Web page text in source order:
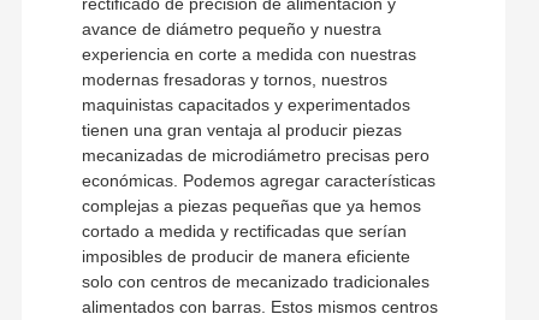
avance de diámetro pequeño y nuestra
experiencia en corte a medida con nuestras
modernas fresadoras y tornos, nuestros
maquinistas capacitados y experimentados
tienen una gran ventaja al producir piezas
mecanizadas de microdiámetro precisas pero
económicas. Podemos agregar características
complejas a piezas pequeñas que ya hemos
cortado a medida y rectificadas que serían
imposibles de producir de manera eficiente
solo con centros de mecanizado tradicionales
alimentados con barras. Estos mismos centros